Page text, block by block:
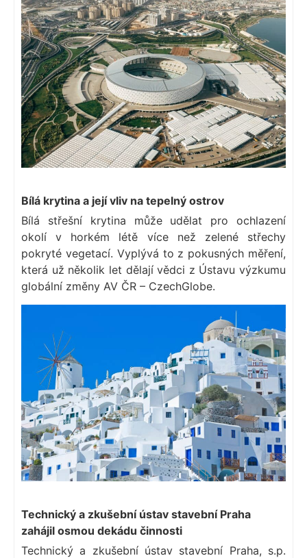
Bílá krytina a její vliv na tepelný ostrov
Bílá střešní krytina může udělat pro ochlazení
okolí v horkém létě více než zelené střechy
pokryté vegetací. Vyplývá to z pokusných měření,
která už několik let dělají vědci z Ústavu výzkumu
globální změny AV ČR – CzechGlobe.
Technický a zkušební ústav stavební Praha
zahájil osmou dekádu činnosti
Technický a zkušební ústav stavební Praha, s.p.